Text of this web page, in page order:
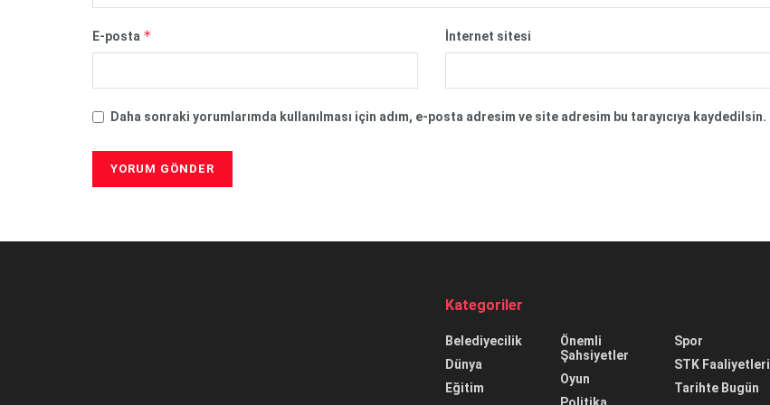
E-posta * İnternet sitesi
Daha sonraki yorumlarımda kullanılması için adım, e-posta adresim ve site adresim bu tarayıcıya kaydedilsin.
Kategoriler
Belediyecilik
Dünya
Eğitim
Önemli
Şahsiyetler
Oyun
Spor
STK Faaliyetleri
Tarihte Bugün